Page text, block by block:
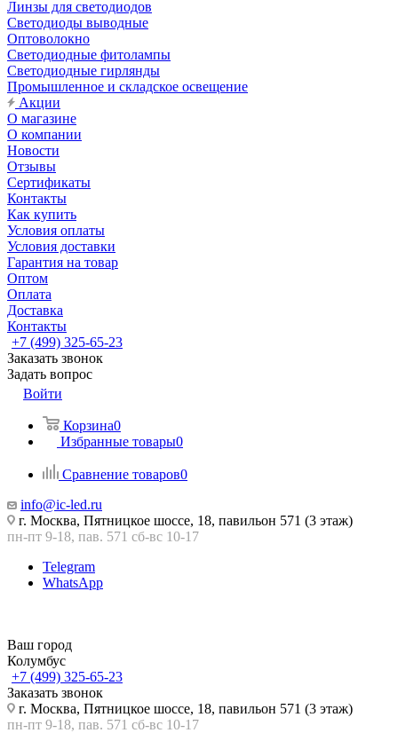
Линзы для светодиодов
Светодиоды выводные
Оптоволокно
Светодиодные фитолампы
Светодиодные гирлянды
Промышленное и складское освещение
Акции
О магазине
О компании
Новости
Отзывы
Сертификаты
Контакты
Как купить
Условия оплаты
Условия доставки
Гарантия на товар
Оптом
Оплата
Доставка
Контакты
+7 (499) 325-65-23
Заказать звонок
Задать вопрос
Войти
Корзина0
Избранные товары0
Сравнение товаров0
info@ic-led.ru
г. Москва, Пятницкое шоссе, 18, павильон 571 (3 этаж)
пн-пт 9-18, пав. 571 сб-вс 10-17
Telegram
WhatsApp
Ваш город
Колумбус
+7 (499) 325-65-23
Заказать звонок
г. Москва, Пятницкое шоссе, 18, павильон 571 (3 этаж)
пн-пт 9-18, пав. 571 сб-вс 10-17